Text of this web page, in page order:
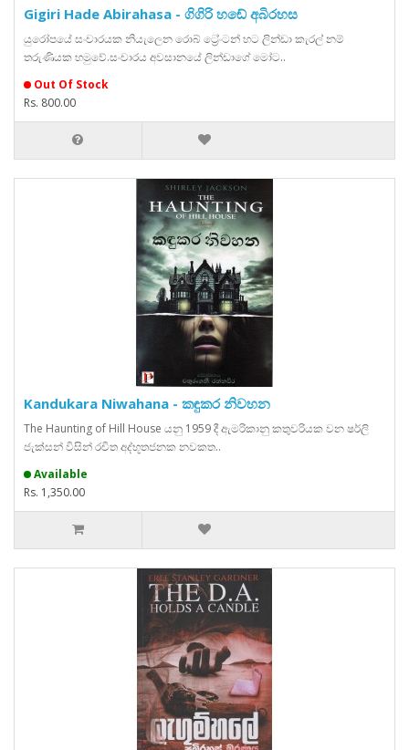
Gigiri Hade Abirahasa - ගිගිරි හඬේ අබිරහස
යුරෝපයේ සංචාරයක නියැලෙන රොබ් ට්‍රේංටන් හට ලින්ඩා කැරල් නම්
තරුණියක හමුවේ.සංචාරය අවසානයේ ලින්ඩාගේ මෝට..
Out Of Stock
Rs. 800.00
Kandukara Niwahana - කඳුකර නිවහන
The Haunting of Hill House යනු 1959 දී ඇමරිකානු කතුවරියක වන ෂර්ලි
ජැක්සන් විසින් රචිත අද්භූතජනක නවකත..
Available
Rs. 1,350.00